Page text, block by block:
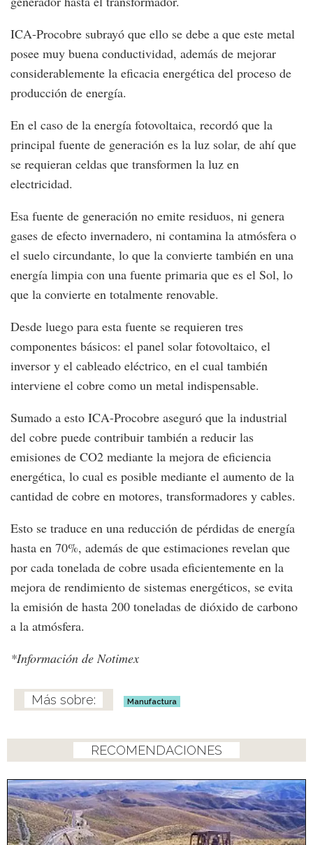
ICA-Procobre subrayó que ello se debe a que este metal
posee muy buena conductividad, además de mejorar
considerablemente la eficacia energética del proceso de
producción de energía.
En el caso de la energía fotovoltaica, recordó que la
principal fuente de generación es la luz solar, de ahí que
se requieran celdas que transformen la luz en
electricidad.
Esa fuente de generación no emite residuos, ni genera
gases de efecto invernadero, ni contamina la atmósfera o
el suelo circundante, lo que la convierte también en una
energía limpia con una fuente primaria que es el Sol, lo
que la convierte en totalmente renovable.
Desde luego para esta fuente se requieren tres
componentes básicos: el panel solar fotovoltaico, el
inversor y el cableado eléctrico, en el cual también
interviene el cobre como un metal indispensable.
Sumado a esto ICA-Procobre aseguró que la industrial
del cobre puede contribuir también a reducir las
emisiones de CO2 mediante la mejora de eficiencia
energética, lo cual es posible mediante el aumento de la
cantidad de cobre en motores, transformadores y cables.
Esto se traduce en una reducción de pérdidas de energía
hasta en 70%, además de que estimaciones revelan que
por cada tonelada de cobre usada eficientemente en la
mejora de rendimiento de sistemas energéticos, se evita
la emisión de hasta 200 toneladas de dióxido de carbono
a la atmósfera.
*Información de Notimex
Manufactura
RECOMENDACIONES